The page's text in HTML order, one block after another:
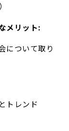
メリット:
について取り
トレンド